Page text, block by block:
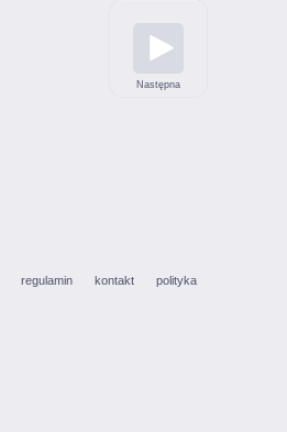
Następna
regulamin kontakt polityka